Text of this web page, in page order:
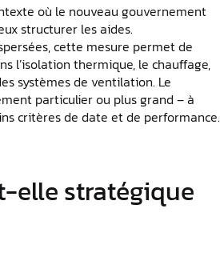
où le nouveau gouvernement
structurer les aides.
cette mesure permet de
l’isolation thermique, le chauffage,
systèmes de ventilation. Le
particulier ou plus grand – à
critères de date et de performance.
elle stratégique